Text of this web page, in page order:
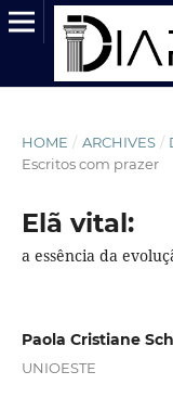
HOME / ARCHIVES /
Escritos com prazer
Elã vital:
a essência da
Paola Cristiane
UNIOESTE